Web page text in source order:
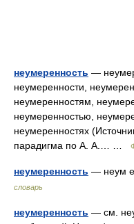
неумеренность —
неумеренности,
неумеренностям,
неумеренностью,
неумеренностях
парадигма по А. А.… …
неумеренность — неум
словарь
неумеренность — см.